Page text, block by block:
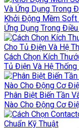
Khởi Động Mềm
Ứng Dụng Trong
Cách Chọn Kích
Tủ Điện Và Hệ
Phân Biệt Biến Tần
Nào Cho Động Cơ